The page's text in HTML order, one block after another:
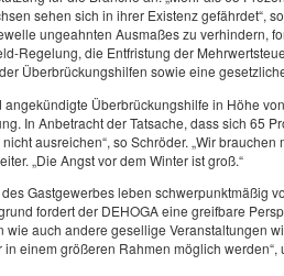
sehen sich in ihrer Existenz gefährdet“,
ungeahnten Ausmaßes zu verhindern,
Regelung, die Entfristung der
Überbrückungshilfen sowie eine
angekündigte Überbrückungshilfe in Höhe
In Anbetracht der Tatsache, dass sich 65
ausreichen“, so Schröder. „Wir
„Die Angst vor dem Winter ist groß.“
Gastgewerbes leben schwerpunktmäßig
fordert der DEHOGA eine greifbare
wie auch andere gesellige Veranstaltungen
einem größeren Rahmen möglich werden“,